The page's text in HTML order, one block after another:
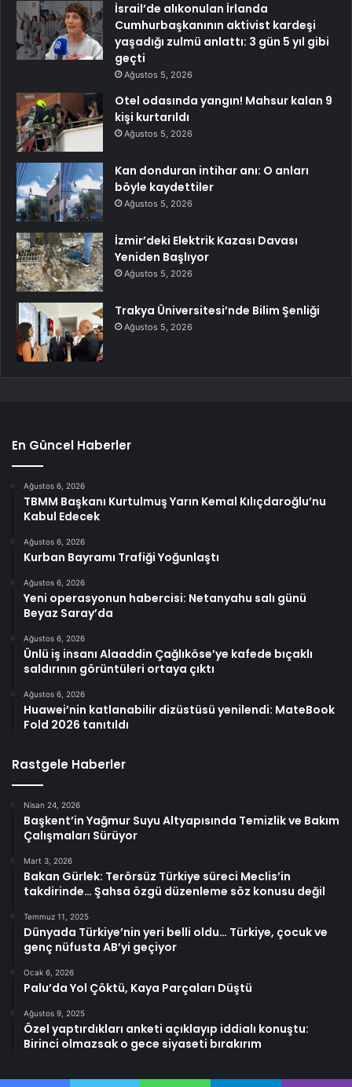
İsrail’de alıkonulan İrlanda
Cumhurbaşkanının aktivist kardeşi
yaşadığı zulmü anlattı: 3 gün 5 yıl gibi
geçti
Ağustos 5, 2026
Otel odasında yangın! Mahsur kalan 9
kişi kurtarıldı
Ağustos 5, 2026
Kan donduran intihar anı: O anları
böyle kaydettiler
Ağustos 5, 2026
İzmir’deki Elektrik Kazası Davası
Yeniden Başlıyor
Ağustos 5, 2026
Trakya Üniversitesi’nde Bilim Şenliği
Ağustos 5, 2026
En Güncel Haberler
Ağustos 6, 2026
TBMM Başkanı Kurtulmuş Yarın Kemal Kılıçdaroğlu’nu
Kabul Edecek
Ağustos 6, 2026
Kurban Bayramı Trafiği Yoğunlaştı
Ağustos 6, 2026
Yeni operasyonun habercisi: Netanyahu salı günü
Beyaz Saray’da
Ağustos 6, 2026
Ünlü iş insanı Alaaddin Çağlıköse’ye kafede bıçaklı
saldırının görüntüleri ortaya çıktı
Ağustos 6, 2026
Huawei’nin katlanabilir dizüstüsü yenilendi: MateBook
Fold 2026 tanıtıldı
Rastgele Haberler
Nisan 24, 2026
Başkent’in Yağmur Suyu Altyapısında Temizlik ve Bakım
Çalışmaları Sürüyor
Mart 3, 2026
Bakan Gürlek: Terörsüz Türkiye süreci Meclis’in
takdirinde… Şahsa özgü düzenleme söz konusu değil
Temmuz 11, 2025
Dünyada Türkiye’nin yeri belli oldu… Türkiye, çocuk ve
genç nüfusta AB’yi geçiyor
Ocak 6, 2026
Palu’da Yol Çöktü, Kaya Parçaları Düştü
Ağustos 9, 2025
Özel yaptırdıkları anketi açıklayıp iddialı konuştu:
Birinci olmazsak o gece siyaseti bırakırım